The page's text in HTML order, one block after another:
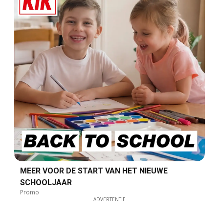
MEER VOOR DE START VAN HET NIEUWE
SCHOOLJAAR
Promo
ADVERTENTIE